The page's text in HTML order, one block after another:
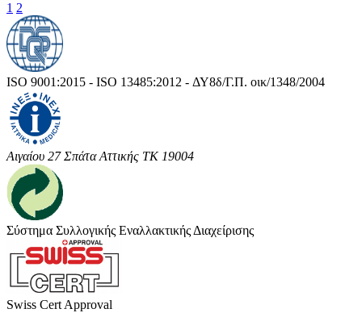
1 2
ISO 9001:2015 - ISO 13485:2012 - ΔΥ8δ/Γ.Π. οικ/1348/2004
Αιγαίου 27 Σπάτα Αττικής ΤΚ 19004
Σύστημα Συλλογικής Εναλλακτικής Διαχείρισης
Swiss Cert Approval